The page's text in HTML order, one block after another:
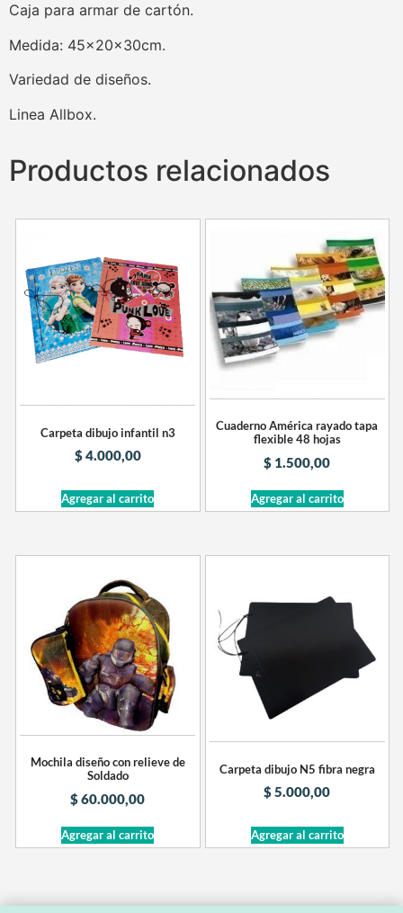
Caja para armar de cartón.
Medida: 45x20x30cm.
Variedad de diseños.
Linea Allbox.
Productos relacionados
Carpeta dibujo infantil n3
$4.000,00
Agregar al carrito
Cuaderno América rayado tapa
flexible 48 hojas
$ 1.500,00
Agregar al carrito
Mochila diseño con relieve de
Soldado
$60.000,00
Agregar al carrito
Carpeta dibujo N5 fibra negra
$5.000,00
Agregar al carrito